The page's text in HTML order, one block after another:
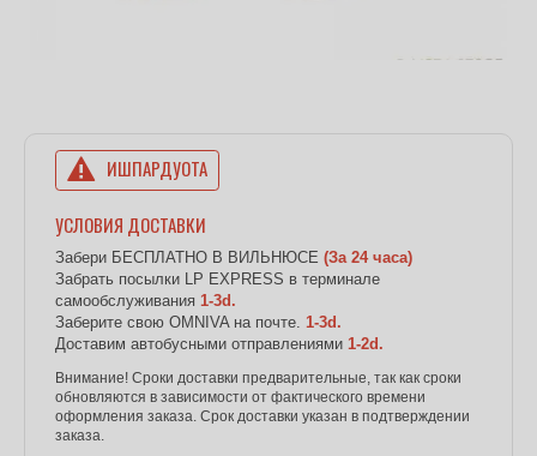
ИШПАРДУОТА
УСЛОВИЯ ДОСТАВКИ
Забери БЕСПЛАТНО В ВИЛЬНЮСЕ (За 24 часа)
Забрать посылки LP EXPRESS в терминале
самообслуживания 1-3d.
Заберите свою OMNIVA на почте. 1-3d.
Доставим автобусными отправлениями 1-2d.
Внимание! Сроки доставки предварительные, так как сроки
обновляются в зависимости от фактического времени
оформления заказа. Срок доставки указан в подтверждении
заказа.